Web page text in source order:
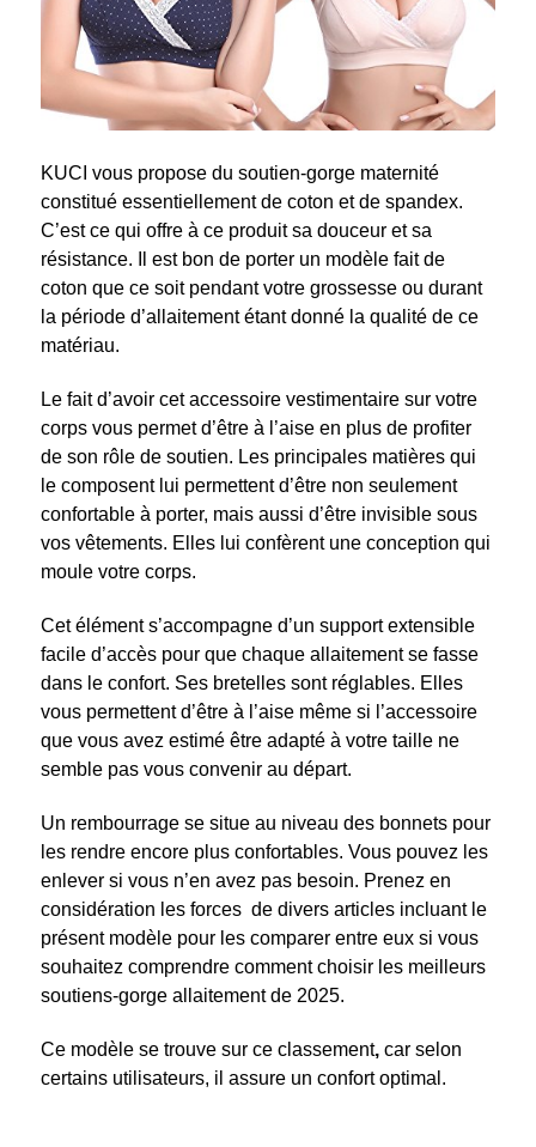
KUCI vous propose du soutien-gorge maternité
constitué essentiellement de coton et de spandex.
C’est ce qui offre à ce produit sa douceur et sa
résistance. Il est bon de porter un modèle fait de
coton que ce soit pendant votre grossesse ou durant
la période d’allaitement étant donné la qualité de ce
matériau.
Le fait d’avoir cet accessoire vestimentaire sur votre
corps vous permet d’être à l’aise en plus de profiter
de son rôle de soutien. Les principales matières qui
le composent lui permettent d’être non seulement
confortable à porter, mais aussi d’être invisible sous
vos vêtements. Elles lui confèrent une conception qui
moule votre corps.
Cet élément s’accompagne d’un support extensible
facile d’accès pour que chaque allaitement se fasse
dans le confort. Ses bretelles sont réglables. Elles
vous permettent d’être à l’aise même si l’accessoire
que vous avez estimé être adapté à votre taille ne
semble pas vous convenir au départ.
Un rembourrage se situe au niveau des bonnets pour
les rendre encore plus confortables. Vous pouvez les
enlever si vous n’en avez pas besoin. Prenez en
considération les forces de divers articles incluant le
présent modèle pour les comparer entre eux si vous
souhaitez comprendre comment choisir les meilleurs
soutiens-gorge allaitement de 2025.
Ce modèle se trouve sur ce classement,car selon
certains utilisateurs, il assure un confort optimal.